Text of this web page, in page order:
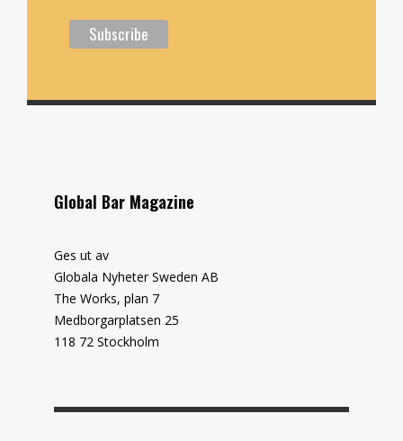
Global Bar Magazine
Ges ut av
Globala Nyheter Sweden AB
The Works, plan 7
Medborgarplatsen 25
118 72 Stockholm